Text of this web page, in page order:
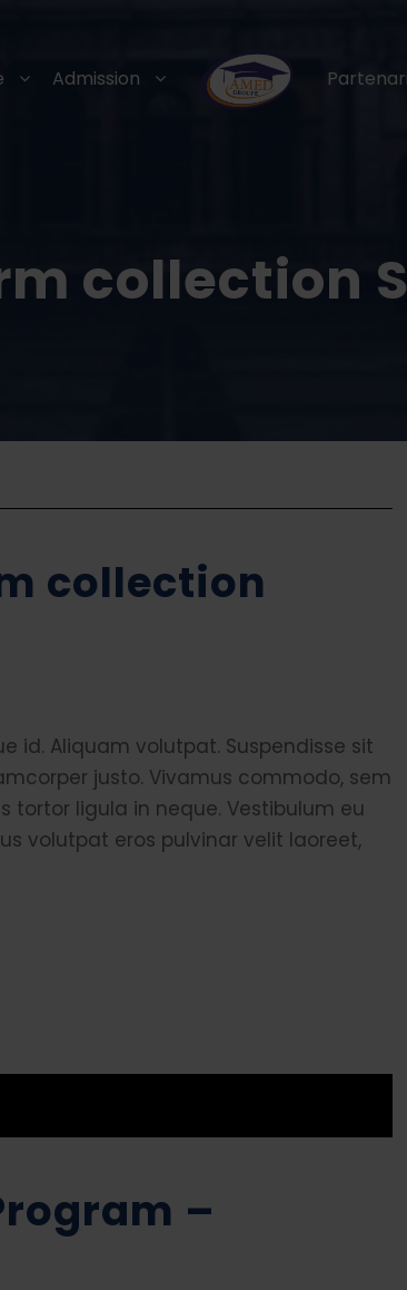
Admission
collection
collection
id. Aliquam volutpat. Suspendisse sit
justo. Vivamus commodo, sem
ligula in neque. Vestibulum eu
volutpat eros pulvinar velit laoreet,
–